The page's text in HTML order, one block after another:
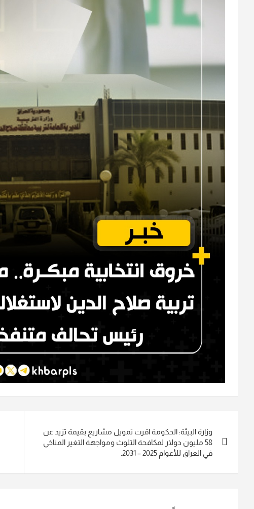
المقالات
وزارة البيئة: الحكومة اقرت تمويل مشاريع بقيمة تزيد عن
58 مليون دولار لمكافحة التلوث ومواجهة التغير المناخي
في العراق للأعوام 2025 – 2031.